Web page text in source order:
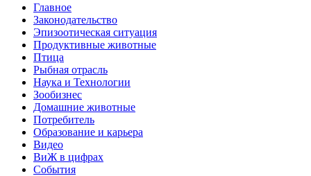
Главное
Законодательство
Эпизоотическая ситуация
Продуктивные животные
Птица
Рыбная отрасль
Наука и Технологии
Зообизнес
Домашние животные
Потребитель
Образование и карьера
Видео
ВиЖ в цифрах
События